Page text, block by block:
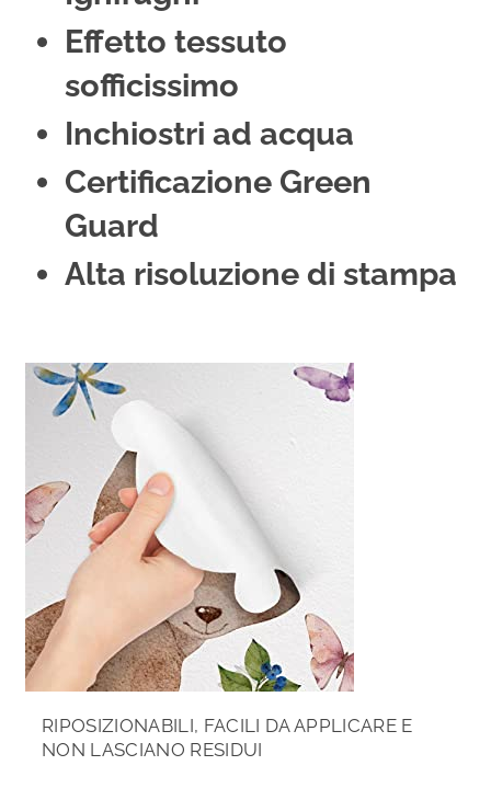
Effetto tessuto
sofficissimo
Inchiostri ad acqua
Certificazione Green
Guard
Alta risoluzione di stampa
RIPOSIZIONABILI, FACILI DA APPLICARE E
NON LASCIANO RESIDUI